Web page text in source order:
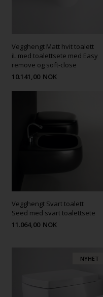
Vegghengt Matt hvit toalett
iL med toalettsete med Easy
remove og soft-close
10.141,00 NOK
Vegghengt Svart toalett
Seed med svart toalettsete
11.064,00 NOK
NYHET